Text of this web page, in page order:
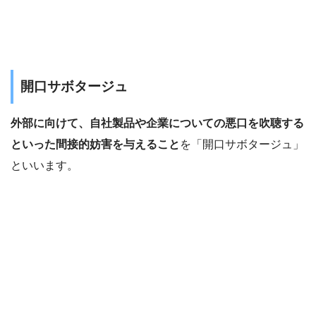
開口サボタージュ
外部に向けて、自社製品や企業についての悪口を吹聴する
といった間接的妨害を与えること を「開口サボタージュ」
といいます。